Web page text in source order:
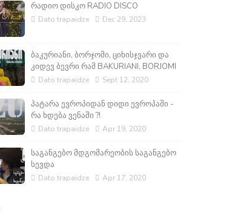
რადიო დისკო RADIO DISCO
Dato trapaidze Dec 29, 2023
ბაკურიანი, ბორჯომი, ციხისჯვარი და
კიდევ ბევრი რამ BAKURIANI, BORJOMI
Dato trapaidze Sept 12, 2020
პატარა ევროპიდან დიდი ევროპაში -
რა ხდება ვენაში ?!
Dato trapaidze Apr 19, 2020
საგანგებო მდგომარეობის საგანგებო
სევდა
Dato trapaidze Apr 17, 2020